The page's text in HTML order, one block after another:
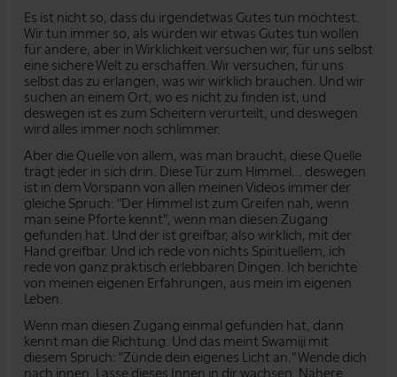
Es ist nicht so, dass du irgendetwas Gutes tun möchtest.
Wir tun immer so, als würden wir etwas Gutes tun wollen
für andere, aber in Wirklichkeit versuchen wir, für uns selbst
eine sichere Welt zu erschaffen. Wir versuchen, für uns
selbst das zu erlangen, was wir wirklich brauchen. Und wir
suchen an einem Ort, wo es nicht zu finden ist, und
deswegen ist es zum Scheitern verurteilt, und deswegen
wird alles immer noch schlimmer.
Aber die Quelle von allem, was man braucht, diese Quelle
trägt jeder in sich drin. Diese Tür zum Himmel... deswegen
ist in dem Vorspann von allen meinen Videos immer der
gleiche Spruch: "Der Himmel ist zum Greifen nah, wenn
man seine Pforte kennt", wenn man diesen Zugang
gefunden hat. Und der ist greifbar, also wirklich, mit der
Hand greifbar. Und ich rede von nichts Spirituellem, ich
rede von ganz praktisch erlebbaren Dingen. Ich berichte
von meinen eigenen Erfahrungen, aus mein im eigenen
Leben.
Wenn man diesen Zugang einmal gefunden hat, dann
kennt man die Richtung. Und das meint Swamiji mit
diesem Spruch: "Zünde dein eigenes Licht an." Wende dich
nach innen. Lasse dieses Innen in dir wachsen. Nähere